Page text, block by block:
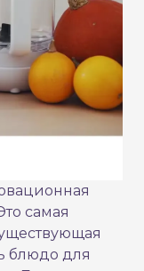
самая
блюдо для